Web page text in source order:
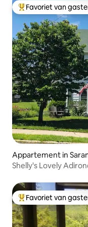
Topfavoriet van
Favoriet van
Appartement in
Shelly's Lovely
Topfavoriet van
Favoriet van